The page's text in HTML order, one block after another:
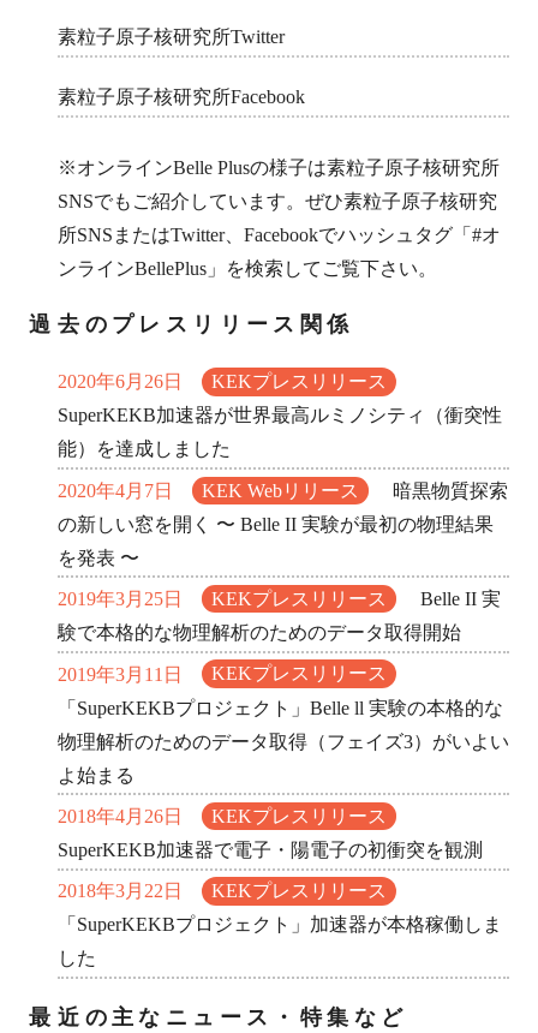
素粒子原子核研究所Twitter
素粒子原子核研究所Facebook
※オンラインBelle Plusの様子は素粒子原子核研究所
SNSでもご紹介しています。ぜひ素粒子原子核研究
所SNSまたはTwitter、Facebookでハッシュタグ「#オ
ンラインBellePlus」を検索してご覧下さい。
過去のプレスリリース関係
2020年6月26日
KEKプレスリリース
SuperKEKB加速器が世界最高ルミノシティ（衝突性
能）を達成しました
2020年4月7日 KEK Webリリース
暗黒物質探索
の新しい窓を開く 〜 Belle II 実験が最初の物理結果
を発表 〜
2019年3月25日 KEKプレスリリース
Belle II 実
験で本格的な物理解析のためのデータ取得開始
2019年3月11日
KEKプレスリリース
「SuperKEKBプロジェクト」Belle ll 実験の本格的な
物理解析のためのデータ取得（フェイズ3）がいよい
よ始まる
2018年4月26日
KEKプレスリリース
SuperKEKB加速器で電子・陽電子の初衝突を観測
2018年3月22日
KEKプレスリリース
「SuperKEKBプロジェクト」加速器が本格稼働しま
した
最近の主なニュース・特集など